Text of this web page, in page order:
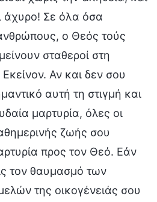
άχυρο! Σε όλα όσα
ο Θεός τούς
σταθεροί στη
Αν και δεν σου
αυτή τη στιγμή και
μαρτυρία, όλες οι
ζωής σου
προς τον Θεό. Εάν
τον θαυμασμό των
της οικογένειάς σου